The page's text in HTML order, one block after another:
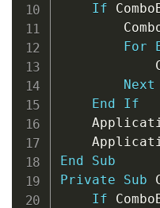
If
For
Next
End
If
End
Sub
Private
Sub
If